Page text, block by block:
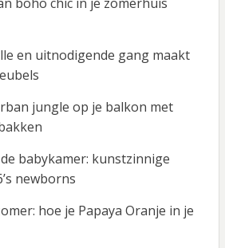
en uitnodigende gang maakt
jungle op je balkon met
babykamer: kunstzinnige
newborns
hoe je Papaya Oranje in je